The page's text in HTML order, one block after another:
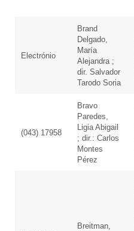
Electrónio
Brand
Delgado,
María
Alejandra ;
dir. Salvador
Tarodo Soria
(043) 17958
Bravo
Paredes,
Ligia Abigail
; dir.: Carlos
Montes
Pérez
Breitman,